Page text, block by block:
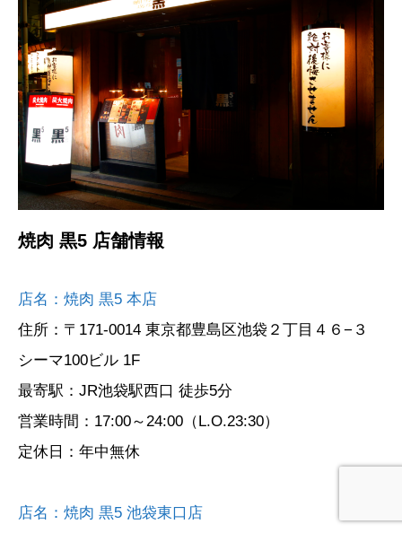
焼肉 黒5 店舗情報
店名：焼肉 黒5 本店
住所：〒171-0014 東京都豊島区池袋２丁目４６−３
シーマ100ビル 1F
最寄駅：JR池袋駅西口 徒歩5分
営業時間：17:00～24:00（L.O.23:30）
定休日：年中無休
店名：焼肉 黒5 池袋東口店